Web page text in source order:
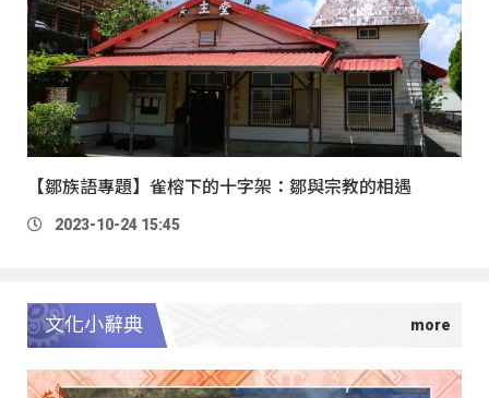
【鄒族語專題】雀榕下的十字架：鄒與宗教的相遇
2023-10-24 15:45
文化小辭典